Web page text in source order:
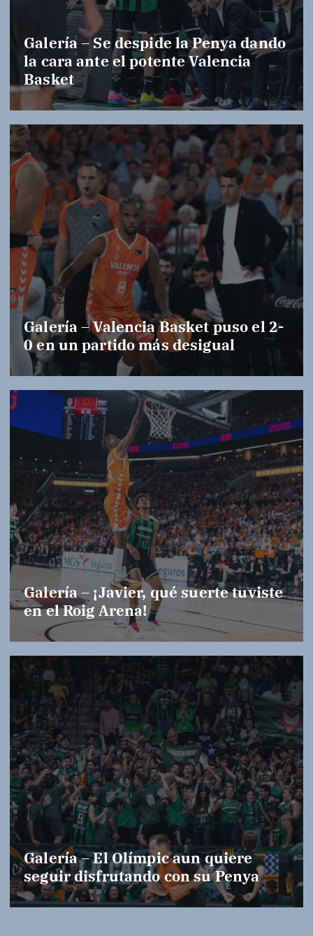
Galería – Se despide la Penya dando
la cara ante el potente Valencia
Basket
Galería – Valencia Basket puso el 2-
0 en un partido más desigual
Galería – ¡Javier, qué suerte tuviste
en el Roig Arena!
Galería – El Olímpic aun quiere
seguir disfrutando con su Penya